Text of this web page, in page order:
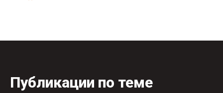
Публикации по теме